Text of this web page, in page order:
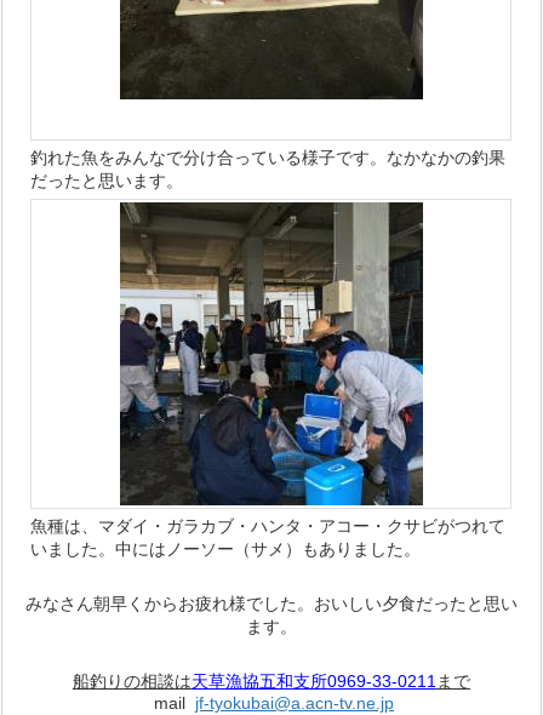
釣れた魚をみんなで分け合っている様子です。なかなかの釣果
だったと思います。
魚種は、マダイ・ガラカブ・ハンタ・アコー・クサビがつれて
いました。中にはノーソー（サメ）もありました。
みなさん朝早くからお疲れ様でした。おいしい夕食だったと思い
ます。
船釣りの相談は天草漁協五和支所0969-33-0211 まで
mail jf-tyokubai@a.acn-tv.ne.jp